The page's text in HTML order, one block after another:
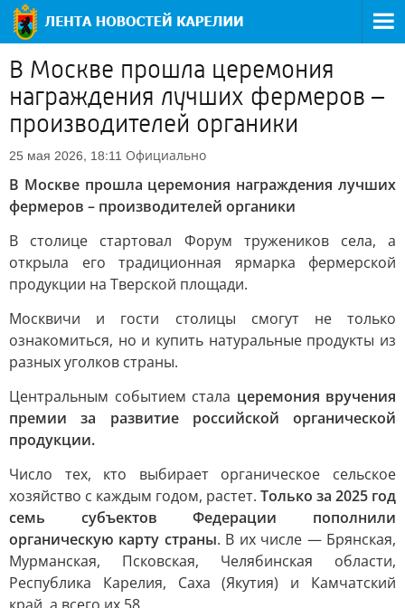
В Москве прошла церемония
награждения лучших фермеров –
производителей органики
25 мая 2026, 18:11 Официально
В Москве прошла церемония награждения лучших
фермеров – производителей органики
В столице стартовал Форум тружеников села, а
открыла его традиционная ярмарка фермерской
продукции на Тверской площади.
Москвичи и гости столицы смогут не только
ознакомиться, но и купить натуральные продукты из
разных уголков страны.
Центральным событием стала церемония вручения
премии за развитие российской органической
продукции.
Число тех, кто выбирает органическое сельское
хозяйство с каждым годом, растет. Только за 2025 год
семь субъектов Федерации пополнили
органическую карту страны. В их числе — Брянская,
Мурманская, Псковская, Челябинская области,
Республика Карелия, Саха (Якутия) и Камчатский